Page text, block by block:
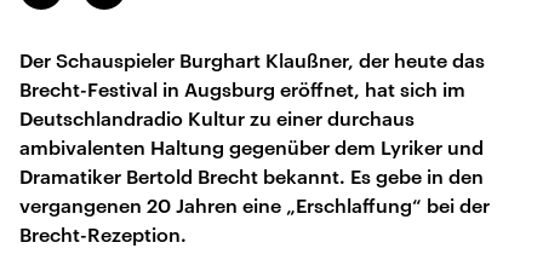
Der Schauspieler Burghart Klaußner, der heute das
Brecht-Festival in Augsburg eröffnet, hat sich im
Deutschlandradio Kultur zu einer durchaus
ambivalenten Haltung gegenüber dem Lyriker und
Dramatiker Bertold Brecht bekannt. Es gebe in den
vergangenen 20 Jahren eine „Erschlaffung“ bei der
Brecht-Rezeption.